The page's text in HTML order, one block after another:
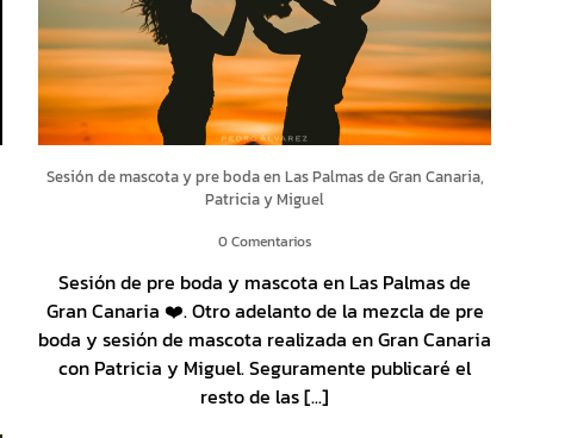
Sesión de mascota y pre boda en Las Palmas de Gran Canaria,
Patricia y Miguel
0 Comentarios
Sesión de pre boda y mascota en Las Palmas de
Gran Canaria ❤️. Otro adelanto de la mezcla de pre
boda y sesión de mascota realizada en Gran Canaria
con Patricia y Miguel. Seguramente publicaré el
resto de las [...]